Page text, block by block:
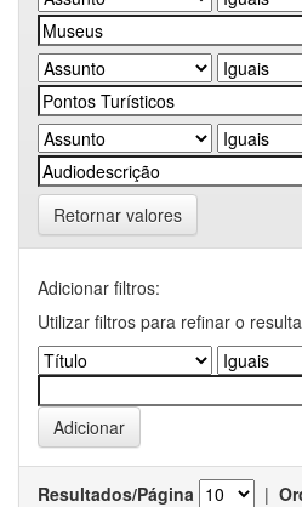
Retornar valores
Adicionar filtros:
Utilizar filtros para refinar o
Resultados/Página |